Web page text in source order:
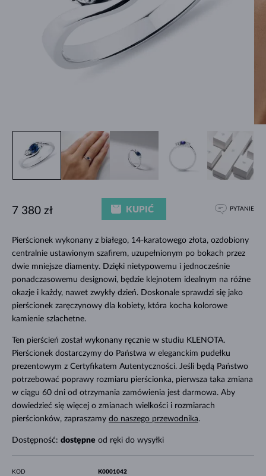
Pierścionek wykonany z białego, 14-karatowego złota, ozdobiony
centralnie ustawionym szafirem, uzupełnionym po bokach przez
dwie mniejsze diamenty. Dzięki nietypowemu i jednocześnie
ponadczasowemu designowi, będzie klejnotem idealnym na różne
okazje i każdy, nawet zwykły dzień. Doskonale sprawdzi się jako
pierścionek zaręczynowy dla kobiety, która kocha kolorowe
kamienie szlachetne.
Ten pierścień został wykonany ręcznie w studiu KLENOTA.
Pierścionek dostarczymy do Państwa w eleganckim pudełku
prezentowym z Certyfikatem Autentyczności. Jeśli będą Państwo
potrzebować poprawy rozmiaru pierścionka, pierwsza taka zmiana
w ciągu 60 dni od otrzymania zamówienia jest darmowa. Aby
dowiedzieć się więcej o zmianach wielkości i rozmiarach
pierścionków, zapraszamy do naszego przewodnika.
Dostępność: dostępne od ręki do wysyłki
7 380 zł KUPIĆ PYTANIE
KOD K0001042